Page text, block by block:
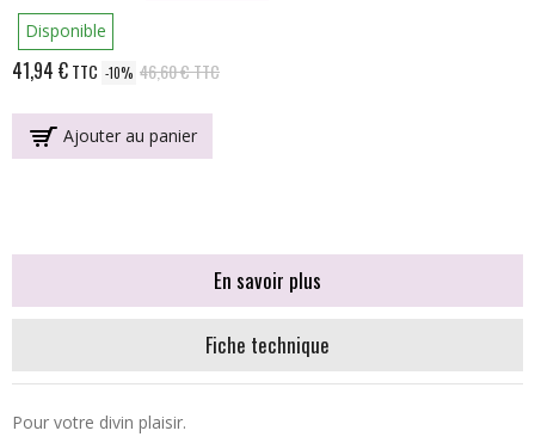
Disponible
41,94 €TTC -10% 46,60 €TTC
Ajouter au panier
En savoir plus
Fiche technique
Pour votre divin plaisir.